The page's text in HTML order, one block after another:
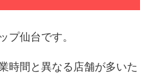
プ仙台です。
時間と異なる店舗が多いた